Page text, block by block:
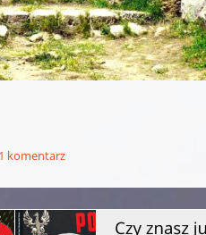
1 komentarz